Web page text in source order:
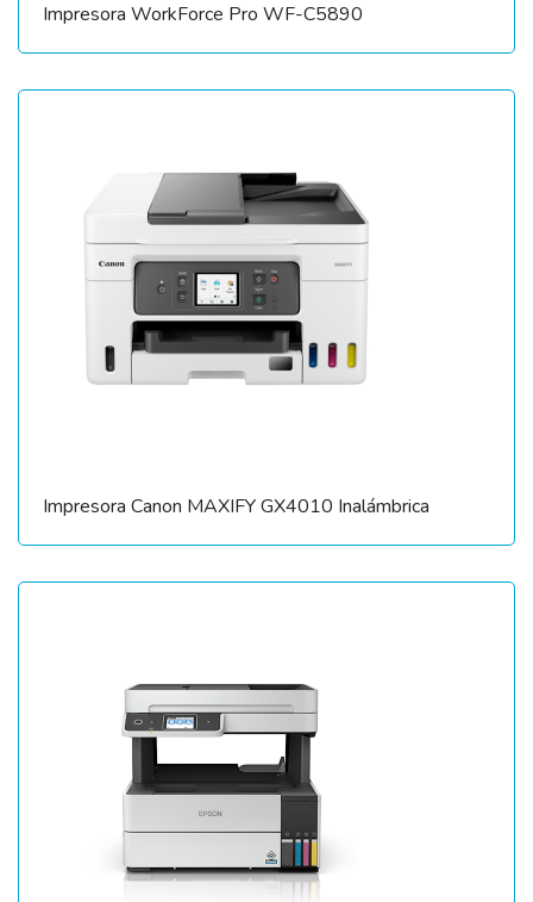
Impresora WorkForce Pro WF-C5890
Impresora Canon MAXIFY GX4010 Inalámbrica